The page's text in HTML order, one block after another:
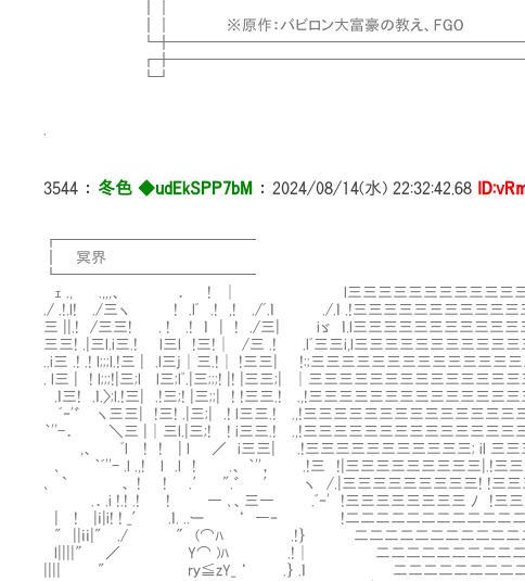
┃｜ ※原作：バビロン大富豪の教え、
┗┛
3544 ： 冬色 ◆udEkSPP7bM ： 2024/08/14(水) 22:32:42.68
┏━━━━━━━━━━━━━
┃ 冥界
┗━━━━━━━━━────
ｪ ., .,,,、 ． ! │ l三三三三三三三三三三三三
./ .!.l! ./三ヽ ! .lﾞ .! ,! ./ﾞ.ｌ ./.ｌ .!三三三三三三三三三
三 ||.! /三三! . ! .! ｌ | ! ./三| iゞ ｌ.l三三三三三三三三三三
三三! .|三l.i三.! l三l !三!│ /三 .! .lﾞ三三i,l三三三三三三三三三三
..i三 .! .! l;;;l.!三 | .l三j│三.!│ !三三| !:;三三三三三三三三三三三三三三
. l三 | ! l;;;!|三;l l三;lﾞ.|三;;;! |! |三三;| │三三三三三三三三三三三三三三
.ｌ三! .ｌ.〉;l.!三| .!三;! |三;;| ! !三三.! .,!三三三三三三三三三三三三三
ﾞ‐'゛ ヽ三三| !三! .|三;| .! l三三.! .,!三三三三三三三三三三三三三三
｀''-． ＼三 |│三l.|三;! ! i三三.! .,!三三三三三三三三三三三三
,、 ﾞl ! ! | l ／ i三三| .!三三三三三三三三三三三; il 三
､ ｀ﾞ''- .l .,! l .l ! .、 ｀''， .!三 !|三三三三三三三三三|.!三
､ ` 、 ! ! .′ ".゛ ′ ヽ /.|三三三三三三三三三! !三
.．.i !.! .! ! ― ､、三― .ﾞ‐' !三三三三三三三三 ﾉ !
| ! |ｉ|i! ! _′ .ｌ. ..ー ‘ ―‐ !二二二二二二二二
" ||ｉｉ|" ./ ″ (⌒ﾊ .!｝ 二二二二二二二二
l||||″ ／ Y⌒ )ﾊ .!│ 二二二二二二二二二二
|||| " rｙ≦zY_ ‘ .｝ .ｌ 二二二二二二二